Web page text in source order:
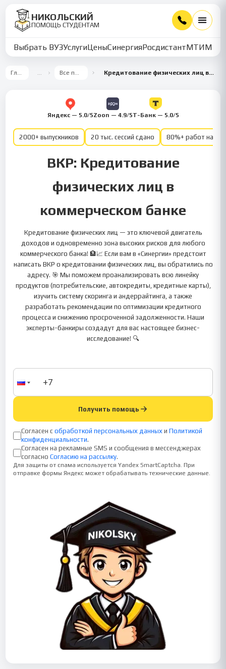
НИКОЛЬСКИЙ
ПОМОЩЬ СТУДЕНТАМ
Выбрать ВУЗУслугиЦеныСинергияРосдистантМТИММУ
Главная … Все предметы Кредитование физических лиц в коммерческом банке
Яндекс — 5.0/5Zoon — 4.9/5Т-Банк — 5.0/5
2000+ выпускников 20 тыс. сессий сдано 80%+ работ на
ВКР: Кредитование
физических лиц в
коммерческом банке
Кредитование физических лиц — это ключевой двигатель
доходов и одновременно зона высоких рисков для любого
коммерческого банка! 🏦📈 Если вам в «Синергии» предстоит
написать ВКР о кредитовании физических лиц, вы обратились по
адресу. 🎯 Мы поможем проанализировать всю линейку
продуктов (потребительские, автокредиты, кредитные карты),
изучить систему скоринга и андеррайтинга, а также
разработать рекомендации по оптимизации кредитного
процесса и снижению просроченной задолженности. Наши
эксперты-банкиры создадут для вас настоящее бизнес-
исследование! 🔍
Получить помощь
Согласен с обработкой персональных данных и Политикой
конфиденциальности.
Согласен на рекламные SMS и сообщения в мессенджерах
согласно Согласию на рассылку.
Для защиты от спама используется Yandex SmartCaptcha. При
отправке формы Яндекс может обрабатывать технические данные.